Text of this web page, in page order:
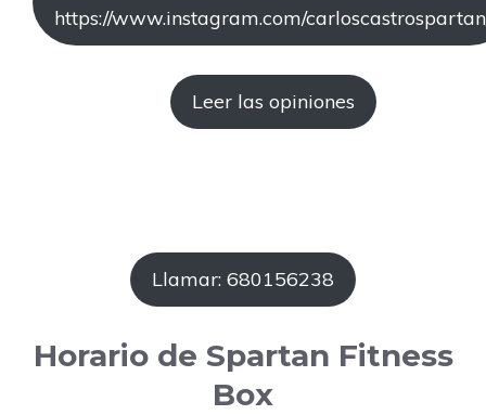
https://www.instagram.com/
Leer las opiniones
Llamar: 680156238
Horario de Spartan Fitness
Box